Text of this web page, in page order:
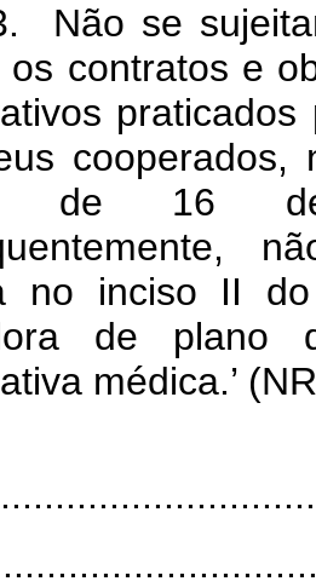
Não se
os contratos e
de 16
no inciso II
de plano
médica.’